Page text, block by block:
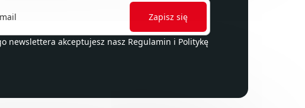
newslettera akceptujesz nasz Regulamin i Politykę